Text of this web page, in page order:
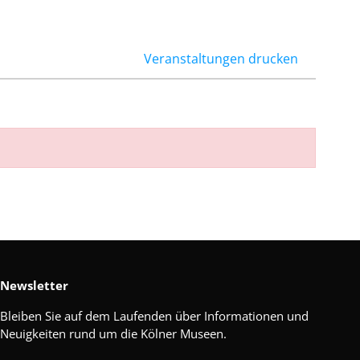
Veranstaltungen drucken
Newsletter
Bleiben Sie auf dem Laufenden über Informationen und
Neuigkeiten rund um die Kölner Museen.